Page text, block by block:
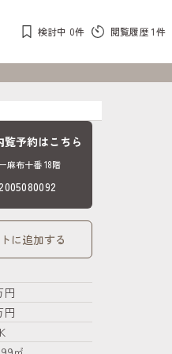
検討中 0件 閲覧履歴1件
予約はこちら
麻布十番 18階
に追加する
円
円